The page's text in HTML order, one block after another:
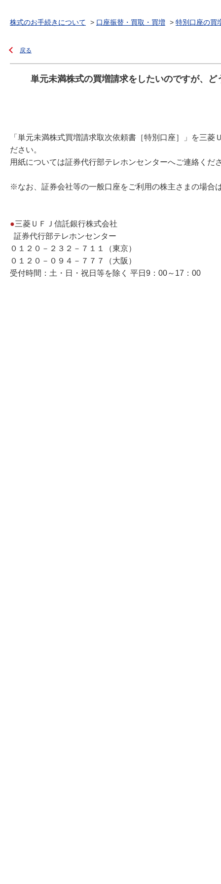
株式のお手続きについて > 口座振替・買取・買増 > 特別口座の買
戻る
単元未満株式の買増請求をしたいのですが、ど
「単元未満株式買増請求取次依頼書［特別口座］」を三
ださい。
用紙については証券代行部テレホンセンターへご連絡くだ
※なお、証券会社等の一般口座をご利用の株主さまの場合
●三菱ＵＦＪ信託銀行株式会社
証券代行部テレホンセンター
０１２０－２３２－７１１（東京）
０１２０－０９４－７７７（大阪）
受付時間：土・日・祝日等を除く 平日9：00～17：00